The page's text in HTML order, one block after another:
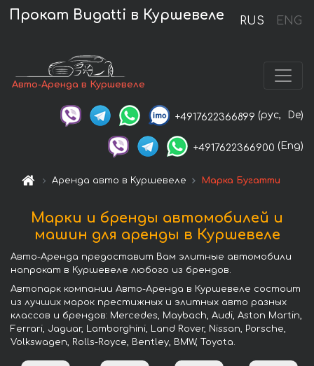
RUS ENG
Прокат Bugatti в Куршевеле
Авто-Аренда в Куршевеле
+4917622366899 (рус, De)
+4917622366900 (Eng)
Аренда авто в Куршевеле Марка Бугатти
Марки и бренды автомобилей и
машин для аренды в Куршевеле
Авто-Аренда предоставит Вам элитные автомобили
напрокат в Куршевеле любого из брендов.
Автопарк компании Авто-Аренда в Куршевеле состоит
из лучших марок престижных и элитных авто разных
классов и брендов: Mercedes, Maybach, Audi, Aston Martin,
Ferrari, Jaguar, Lamborghini, Land Rover, Nissan, Porsche,
Volkswagen, Rolls-Royce, Bentley, BMW, Toyota.